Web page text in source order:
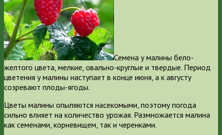
Семена у малины бело-
желтого цвета, мелкие, овально-круглые и твердые. Период
цветения у малины наступает в конце июня, а к августу
созревают плоды-ягоды.
Цветы малины опыляются насекомыми, поэтому погода
сильно влияет на количество урожая. Размножается малина
как семенами, корневищем, так и черенками.